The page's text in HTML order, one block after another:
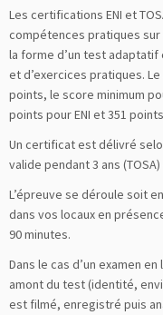
Les certifications ENI et
compétences pratiques
la forme d’un test
et d’exercices pratiques.
points, le score minimum
points pour ENI et 351
Un certificat est délivré
valide pendant 3 ans
L’épreuve se déroule soit
dans vos locaux en
90 minutes.
Dans le cas d’un examen
amont du test (identité,
est filmé, enregistré puis